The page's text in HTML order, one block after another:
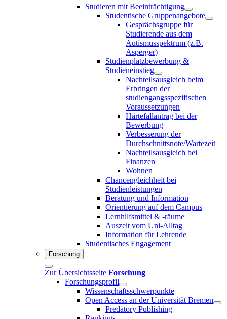
Studieren mit Beeinträchtigung
Studentische Gruppenangebote
Gesprächsgruppe für
Studierende aus dem
Autismusspektrum (z.B.
Asperger)
Studienplatzbewerbung &
Studieneinstieg
Nachteilsausgleich beim
Erbringen der
studiengangsspezifischen
Voraussetzungen
Härtefallantrag bei der
Bewerbung
Verbesserung der
Durchschnittsnote/Wartezeit
Nachteilsausgleich bei
Finanzen
Wohnen
Chancengleichheit bei
Studienleistungen
Beratung und Information
Orientierung auf dem Campus
Lernhilfsmittel & -räume
Auszeit vom Uni-Alltag
Information für Lehrende
Studentisches Engagement
Forschung
Zur Übersichtsseite Forschung
Forschungsprofil
Wissenschaftsschwerpunkte
Open Access an der Universität Bremen
Predatory Publishing